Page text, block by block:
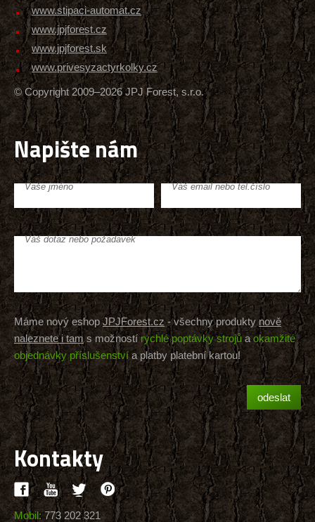
www.stipaci-automat.cz
www.jpjforest.cz
www.jpjforest.sk
www.privesyzactyrkolky.cz
© Copyright 2009–2026 JPJ Forest, s.r.o.
Napište nám
Vaše jméno Váš email nebo tel.číslo
Váš dotaz nebo požadavek
Máme nový eshopJPJForest.cz - všechny produktynově
naleznete i tams možnostírychlé poptávky strojů aokamžité
objednávky příslušenství a platby platební kartou!
Kontakty
Mobil:773 202 321